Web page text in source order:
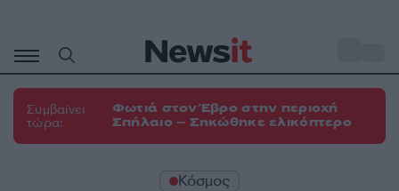
περιεχόμενο
Συμβαίνει
τώρα:
Φωτιά στον Έβρο στην περιοχή
Σπήλαιο – Σηκώθηκε ελικόπτερο
Κόσμος